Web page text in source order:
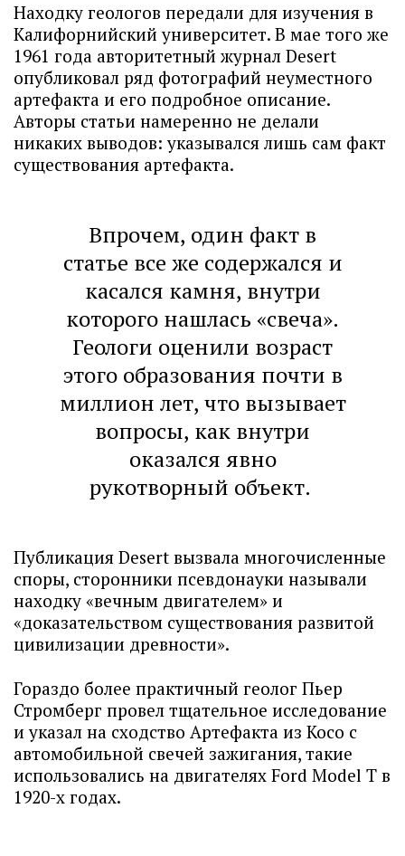
Находку геологов передали для изучения в
Калифорнийский университет. В мае того же
1961 года авторитетный журнал Desert
опубликовал ряд фотографий неуместного
артефакта и его подробное описание.
Авторы статьи намеренно не делали
никаких выводов: указывался лишь сам факт
существования артефакта.
Впрочем, один факт в
статье все же содержался и
касался камня, внутри
которого нашлась «свеча».
Геологи оценили возраст
этого образования почти в
миллион лет, что вызывает
вопросы, как внутри
оказался явно
рукотворный объект.
Публикация Desert вызвала многочисленные
споры, сторонники псевдонауки называли
находку «вечным двигателем» и
«доказательством существования развитой
цивилизации древности».
Гораздо более практичный геолог Пьер
Стромберг провел тщательное исследование
и указал на сходство Артефакта из Косо с
автомобильной свечей зажигания, такие
использовались на двигателях Ford Model T в
1920-х годах.